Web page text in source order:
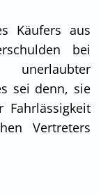
Käufers aus
bei
unerlaubter
sei denn, sie
Fahrlässigkeit
Vertreters